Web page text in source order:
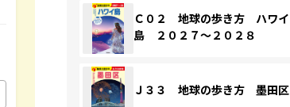
Ｃ０２ 地球の歩き方 ハワイ
島 ２０２７～２０２８
Ｊ３３ 地球の歩き方 墨田区